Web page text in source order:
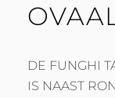
DE FUNGHI
IS NAAST